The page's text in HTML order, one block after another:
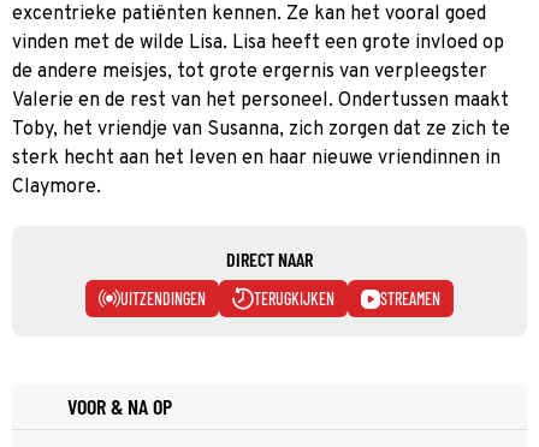
excentrieke patiënten kennen. Ze kan het vooral goed
vinden met de wilde Lisa. Lisa heeft een grote invloed op
de andere meisjes, tot grote ergernis van verpleegster
Valerie en de rest van het personeel. Ondertussen maakt
Toby, het vriendje van Susanna, zich zorgen dat ze zich te
sterk hecht aan het leven en haar nieuwe vriendinnen in
Claymore.
DIRECT NAAR
UITZENDINGEN TERUGKIJKEN STREAMEN
VOOR & NA OP